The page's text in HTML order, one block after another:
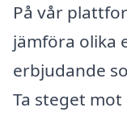
På vår
jämföra olika
erbjudande
Ta steget